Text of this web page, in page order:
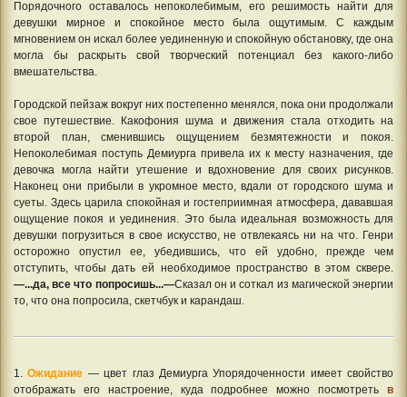
Порядочного оставалось непоколебимым, его решимость найти для
девушки мирное и спокойное место была ощутимым. С каждым
мгновением он искал более уединенную и спокойную обстановку, где она
могла бы раскрыть свой творческий потенциал без какого-либо
вмешательства.
Городской пейзаж вокруг них постепенно менялся, пока они продолжали
свое путешествие. Какофония шума и движения стала отходить на
второй план, сменившись ощущением безмятежности и покоя.
Непоколебимая поступь Демиурга привела их к месту назначения, где
девочка могла найти утешение и вдохновение для своих рисунков.
Наконец они прибыли в укромное место, вдали от городского шума и
суеты. Здесь царила спокойная и гостеприимная атмосфера, дававшая
ощущение покоя и уединения. Это была идеальная возможность для
девушки погрузиться в свое искусство, не отвлекаясь ни на что. Генри
осторожно опустил ее, убедившись, что ей удобно, прежде чем
отступить, чтобы дать ей необходимое пространство в этом сквере.
—...да, все что попросишь...—Сказал он и соткал из магической энергии
то, что она попросила, скетчбук и карандаш.
1.Ожидание — цвет глаз Демиурга Упорядоченности имеет свойство
отображать его настроение, куда подробнее можно посмотреть в